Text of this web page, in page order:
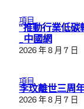
項目
“推動行業低
_中國網
2026 年 8 月 7 日
項目
李玟離世三周
2026 年 8 月 7 日